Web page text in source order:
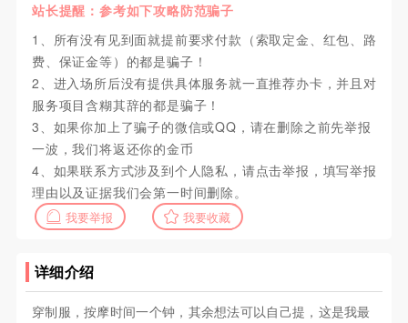
站长提醒：参考如下攻略防范骗子
1、所有没有见到面就提前要求付款（索取定金、红包、路
费、保证金等）的都是骗子！
2、进入场所后没有提供具体服务就一直推荐办卡，并且对
服务项目含糊其辞的都是骗子！
3、如果你加上了骗子的微信或QQ，请在删除之前先举报
一波，我们将返还你的金币
4、如果联系方式涉及到个人隐私，请点击举报，填写举报
理由以及证据我们会第一时间删除。
我要举报 我要收藏
详细介绍
穿制服，按摩时间一个钟，其余想法可以自己提，这是我最